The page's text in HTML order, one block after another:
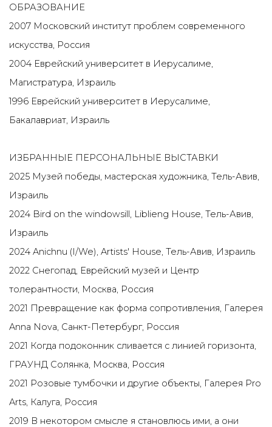
ОБРАЗОВАНИЕ
2007 Московский институт проблем современного
искусства, Россия
2004 Еврейский университет в Иерусалиме,
Магистратура, Израиль
1996 Еврейский университет в Иерусалиме,
Бакалавриат, Израиль
ИЗБРАННЫЕ ПЕРСОНАЛЬНЫЕ ВЫСТАВКИ
2025 Музей победы, мастерская художника, Тель-Авив,
Израиль
2024 Bird on the windowsill, Liblieng House, Тель-Авив,
Израиль
2024 Anichnu (I/We), Artists' House, Тель-Авив, Израиль
2022 Снегопад, Еврейский музей и Центр
толерантности, Москва, Россия
2021 Превращение как форма сопротивления, Галерея
Anna Nova, Санкт-Петербург, Россия
2021 Когда подоконник сливается с линией горизонта,
ГРАУНД Солянка, Москва, Россия
2021 Розовые тумбочки и другие объекты, Галерея Pro
Arts, Калуга, Россия
2019 В некотором смысле я становлюсь ими, а они